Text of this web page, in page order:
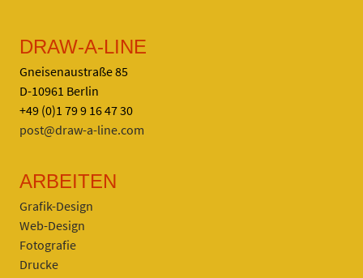
DRAW-A-LINE
Gneisenaustraße 85
D-10961 Berlin
+49 (0)1 79 9 16 47 30
post@draw-a-line.com
ARBEITEN
Grafik-Design
Web-Design
Fotografie
Drucke